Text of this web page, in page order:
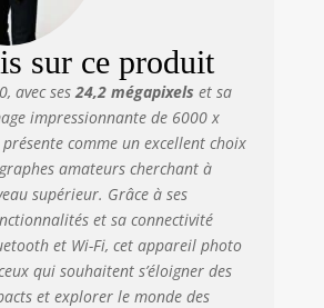
sur ce produit
avec ses24,2 mégapixels et sa
impressionnante de 6000 x
comme un excellent choix
amateurs cherchant à
supérieur. Grâce à ses
et sa connectivité
et Wi-Fi, cet appareil photo
qui souhaitent s’éloigner des
et explorer le monde des